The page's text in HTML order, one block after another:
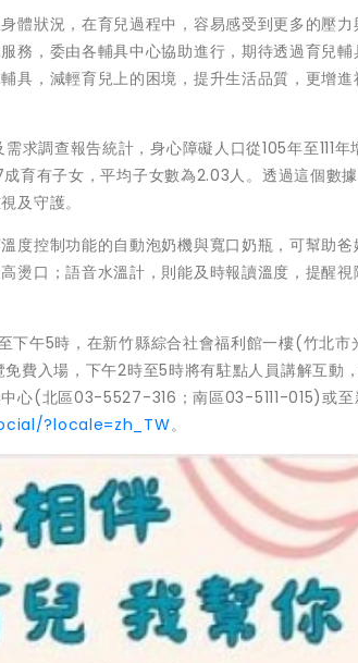
體狀況，在育兒過程中，容易感受到更多的壓力
務，委由各輔具中心協助進行，期待透過育兒輔
具，減輕育兒上的困境，提升生活品質，更增進
求調查報告統計，身心障礙人口從105年至111年
育有子女，平均子女數為2.03人。透過這個數據
及守護。
度控制功能的自動泡奶機與寬口奶瓶，可幫助爸
燙口；語音水溫計，則能及時報讀溫度，提醒視
下午5時，在新竹縣綜合社會福利館一樓(竹北市
費入場，下午2時至5時將有駐點人員講解互動
心(北區03-5527-316；南區03-5111-015)或至
?locale=zh_TW。